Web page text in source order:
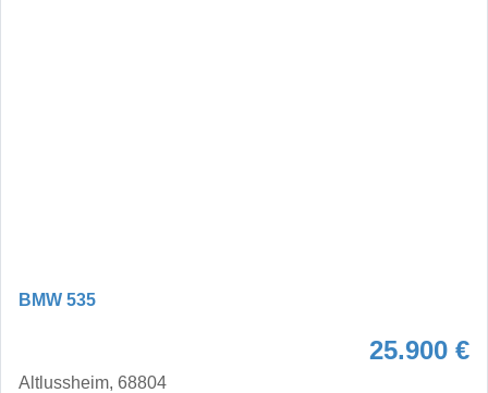
BMW 535
25.900 €
Altlussheim, 68804